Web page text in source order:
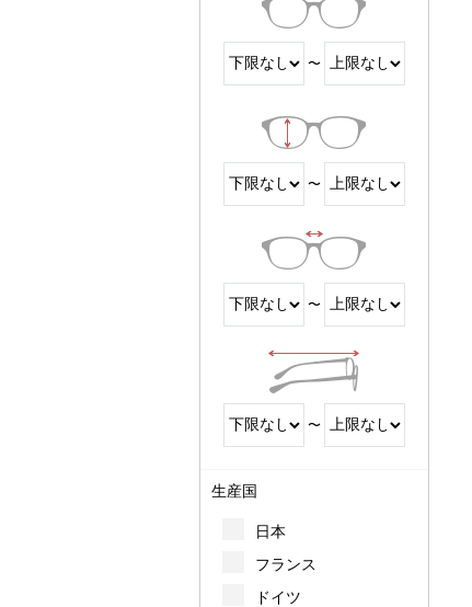
〜
〜
〜
〜
生産国
日本
フランス
ドイツ